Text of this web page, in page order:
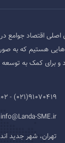
اقتصاد جوامع
هستیم که به
و برای کمک به
91070419(021) - 09124593902
info@Landa-SME.ir
تهران، شهر جدید